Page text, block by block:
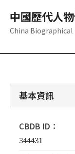
中國歷代人
China Biographical
基本資訊
CBDB ID：
344431